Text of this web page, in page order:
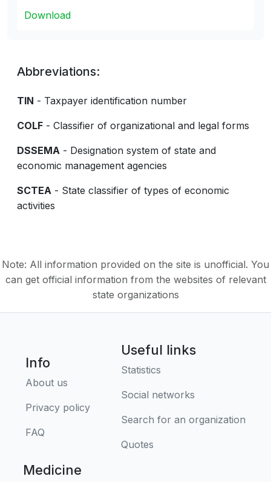
Download
Abbreviations:
TIN - Taxpayer identification number
COLF - Classifier of organizational and legal forms
DSSEMA - Designation system of state and
economic management agencies
SCTEA - State classifier of types of economic
activities
Note: All information provided on the site is unofficial. You
can get official information from the websites of relevant
state organizations
Info
About us
Privacy policy
FAQ
Useful links
Statistics
Social networks
Search for an organization
Quotes
Medicine